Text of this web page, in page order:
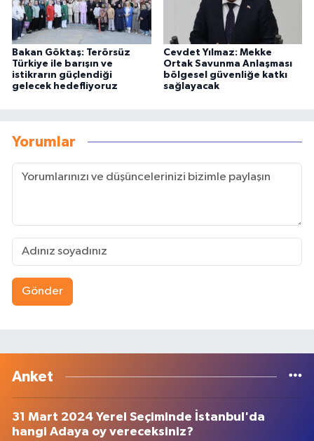
Bakan Göktaş: Terörsüz
Türkiye ile barışın ve
istikrarın güçlendiği
gelecek hedefliyoruz
Cevdet Yılmaz: Mekke
Ortak Savunma Anlaşması
bölgesel güvenliğe katkı
sağlayacak
Yorumlar
Gönder
Anket
31 Mart 2024 Yerel Seçiminde İstanbul'da
hangi Adaya oy vereceksiniz?